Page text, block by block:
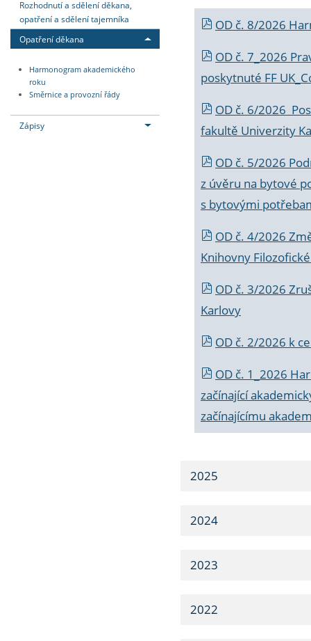
Rozhodnutí a sdělení děkana,
opatření a sdělení tajemníka
Opatření děkana
Harmonogram akademického
roku
Směrnice a provozní řády
Zápisy
OD č. 8/2026
OD č. 7_2026
poskytnuté FF
OD č. 6/2026
fakultě Univerzity
OD č. 5/2026
z úvěru na bytové
s bytovými
OD č. 4/2026
Knihovny
OD č. 3/2026
Karlovy
OD č. 2/2026 k
OD č. 1_2026
začínající
začínajícímu
2025
2024
2023
2022